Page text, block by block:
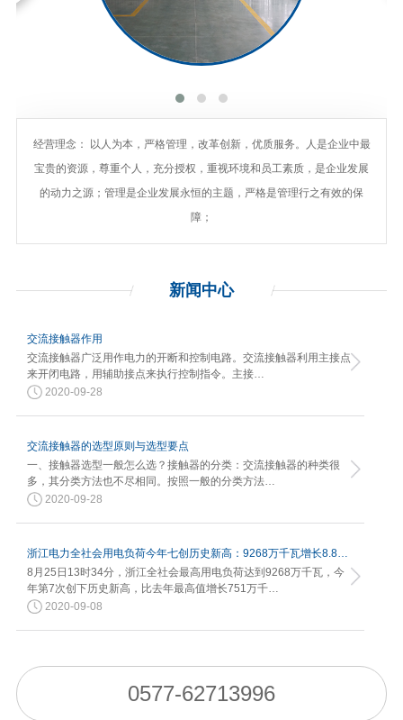
经营理念： 以人为本，严格管理，改革创新，优质服务。人是企业中最
宝贵的资源，尊重个人，充分授权，重视环境和员工素质，是企业发展
的动力之源；管理是企业发展永恒的主题，严格是管理行之有效的保
障；
新闻 中心
交流接触器作用
交流接触器广泛用作电力的开断和控制电路。交流接触器利用主接点
来开闭电路，用辅助接点来执行控制指令。主接…
2020-09-28
交流接触器的选型原则与选型要点
一、接触器选型一般怎么选？接触器的分类：交流接触器的种类很
多，其分类方法也不尽相同。按照一般的分类方法…
2020-09-28
浙江电力全社会用电负荷今年七创历史新高：9268万千瓦增长8.82%
8月25日13时34分，浙江全社会最高用电负荷达到9268万千瓦，今
年第7次创下历史新高，比去年最高值增长751万千…
2020-09-08
0577-62713996